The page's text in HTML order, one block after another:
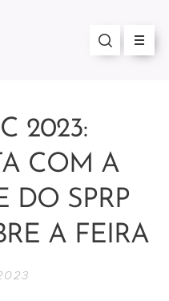
2023:
COM A
DO SPRP
A FEIRA